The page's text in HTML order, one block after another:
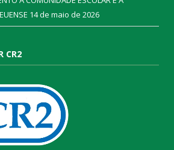
14 de maio de 2026
CR2